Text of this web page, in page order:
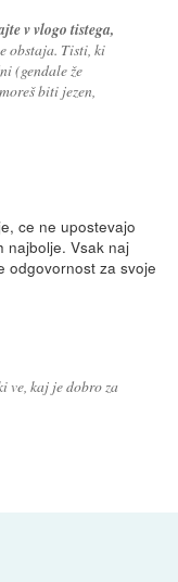
v vlogo tistega,
obstaja. Tisti, ki
(gendale že
biti jezen,
ce ne upostevajo
najbolje. Vsak naj
odgovornost za svoje
ve, kaj je dobro za